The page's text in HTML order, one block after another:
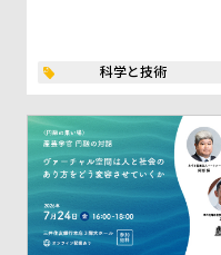
科学と技術